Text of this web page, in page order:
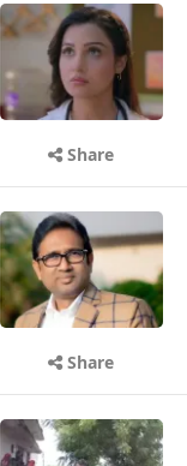
Share
Share